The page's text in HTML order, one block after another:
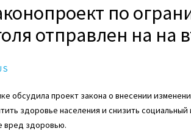
по
отправлен на на
обсудила проект закона о внесении
здоровье населения и снизить
вред здоровью.